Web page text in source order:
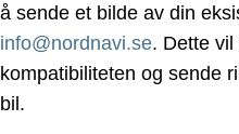
å sende et bilde av din
info@nordnavi.se. Dette
kompatibiliteten og sende
bil.